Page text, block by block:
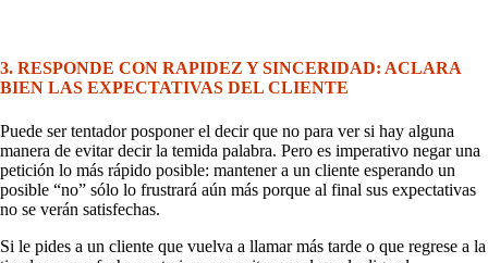
3. RESPONDE CON RAPIDEZ Y SINCERIDAD: ACLARA
BIEN LAS EXPECTATIVAS DEL CLIENTE
Puede ser tentador posponer el decir que no para ver si hay alguna
manera de evitar decir la temida palabra. Pero es imperativo negar una
petición lo más rápido posible: mantener a un cliente esperando un
posible “no” sólo lo frustrará aún más porque al final sus expectativas
no se verán satisfechas.
Si le pides a un cliente que vuelva a llamar más tarde o que regrese a la